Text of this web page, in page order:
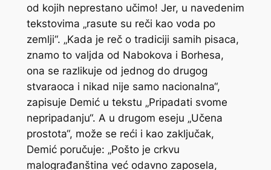
od kojih neprestano učimo! Jer, u navedenim
tekstovima „rasute su reči kao voda po
zemlji“. „Kada je reč o tradiciji samih pisaca,
znamo to valjda od Nabokova i Borhesa,
ona se razlikuje od jednog do drugog
stvaraoca i nikad nije samo nacionalna“,
zapisuje Demić u tekstu „Pripadati svome
nepripadanju“. A u drugom eseju „Učena
prostota“, može se reći i kao zaključak,
Demić poručuje: „Pošto je crkvu
malograđanština već odavno zaposela,